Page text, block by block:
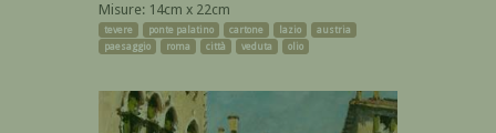
Misure: 14cm x 22cm
tevere ponte palatino cartone lazio
austria
paesaggio
roma città veduta olio